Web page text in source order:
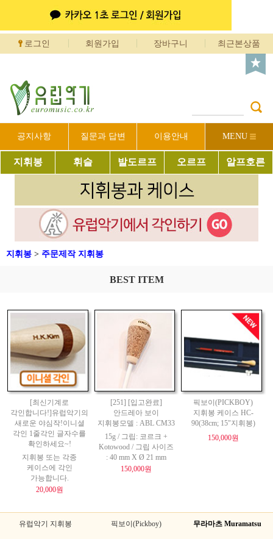
로그인 회원가입 장바구니 최근본상품
공지사항 질문과 답변 이용안내 MENU
지휘봉 휘슬 발도르프 오르프 알프호른
지휘봉 > 주문제작 지휘봉
BEST ITEM
[최신기계로
각인합니다!]유럽악기의
새로운 야심작!이니셜
각인 1줄각인 글자수를
확인하세요~!
지휘봉 또는 각종
케이스에 각인
가능합니다.
20,000원
[251] [입고완료]
안드레아 보이
지휘봉모델 : ABL CM33
15g / 그립: 코르크 +
Kotowood / 그립 사이즈
: 40 mm X Ø 21 mm
150,000원
픽보이(PICKBOY)
지휘봉 케이스 HC-
90(38cm; 15"지휘봉)
150,000원
유럽악기 지휘봉 픽보이(Pickboy) 무라마츠 Muramatsu